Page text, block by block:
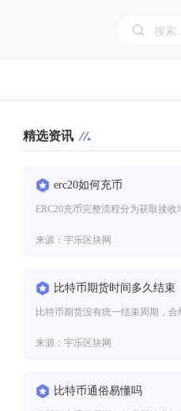
精选资讯
erc20如何充币
来源：宇乐区块网
比特币期货时间多久结束
来源：宇乐区块网
比特币通俗易懂吗